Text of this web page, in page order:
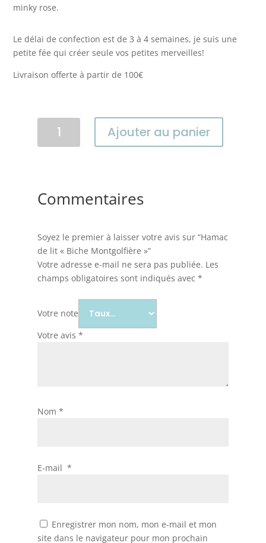
minky rose.
Le délai de confection est de 3 à 4 semaines, je suis une
petite fée qui créer seule vos petites merveilles!
Livraison offerte à partir de 100€
Hamac
"Biche
Montgolfière"
Ajouter au panier
Commentaires
Soyez le premier à laisser votre avis sur “Hamac
de lit « Biche Montgolfière »”
Votre adresse e-mail ne sera pas publiée. Les
champs obligatoires sont indiqués avec *
Votre note
Votre avis *
Nom *
E-mail *
Enregistrer mon nom, mon e-mail et mon
site dans le navigateur pour mon prochain